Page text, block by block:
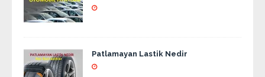
Patlamayan Lastik Nedir